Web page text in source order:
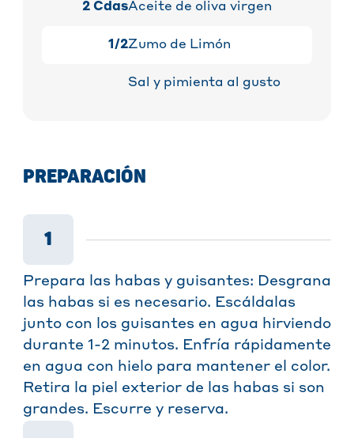
2 CdasAceite de oliva virgen
1/2Zumo de Limón
Sal y pimienta al gusto
PREPARACIÓN
1
Prepara las habas y guisantes: Desgrana
las habas si es necesario. Escáldalas
junto con los guisantes en agua hirviendo
durante 1-2 minutos. Enfría rápidamente
en agua con hielo para mantener el color.
Retira la piel exterior de las habas si son
grandes. Escurre y reserva.